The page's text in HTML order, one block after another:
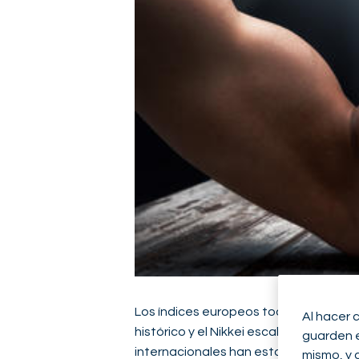
Los índices europeos tocan su nivel
histórico y el Nikkei escala a su nivel
internacionales han estado en
Al hacer
guarden
mismo, y